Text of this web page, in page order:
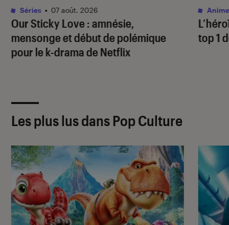
Our Sticky Love: amnésie,
mensonge et début de polémique
pour le k-drama de Netflix
Séries • 07 août. 2026
top 1
Les plus lus dans Pop Culture